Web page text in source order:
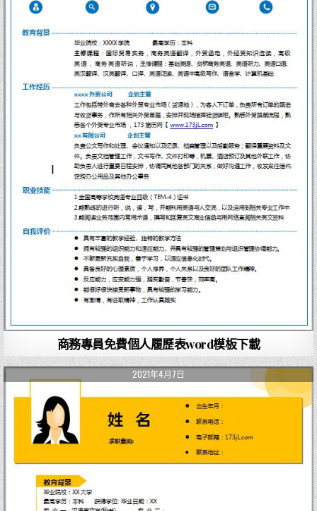
商務專員免費個人履歷表word模板下載
2021年4月7日